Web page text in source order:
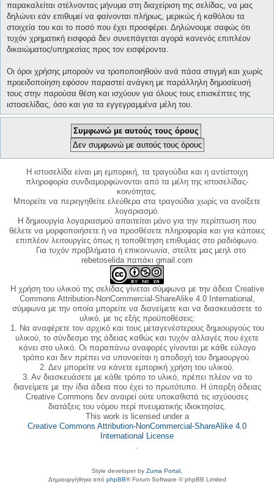
παρακαλείται στέλνοντας μήνυμα στη διαχείριση της σελίδας, να μας
δηλώνει εάν επιθυμεί να φαίνονται πλήρως, μερικώς ή καθόλου τα
στοιχεία του και το ποσό που έχει προσφέρει. Δηλώνουμε σαφώς ότι
τυχόν χρηματική εισφορά δεν συνεπάγεται αγορά κανενός επιπλέον
δικαιώματος/υπηρεσίας προς τον εισφέροντα.
Οι όροι χρήσης μπορούν να τροποποιηθούν ανά πάσα στιγμή και χωρίς
προειδοποίηση εφόσον παραστεί ανάγκη με παράλληλη δημοσίευσή
τους στην παρούσα θέση και ισχύουν για όλους τους επισκέπτες της
ιστοσελίδας, όσο και για τα εγγεγραμμένα μέλη του.
Η ιστοσελίδα είναι μη εμπορική, τα τραγούδια και η αντίστοιχη
πληροφορία συνδιαμορφώνονται από τα μέλη της ιστοσελίδας-
κοινότητας.
Μπορείτε να περιηγηθείτε ελεύθερα στα τραγούδια χωρίς να ανοίξετε
λογαριασμό.
Η δημιουργία λογαριασμού απαιτείται μόνο για την περίπτωση που
θέλετε να μορφοποιήσετε ή να προσθέσετε πληροφορία και για κάποιες
επιπλέον λειτουργίες όπως η τοποθέτηση επιθυμίας στο ραδιόφωνο.
Για τυχόν προβλήματα ή επικοινωνία, στείλτε μας μεηλ στο
rebetoselida παπάκι gmail.com
Η χρήση του υλικού της σελίδας γίνεται σύμφωνα με την άδεια Creative
Commons Attribution-NonCommercial-ShareAlike 4.0 International,
σύμφωνα με την οποία μπορείτε να διανείμετε και να διασκευάσετε το
υλικό, με τις εξής προϋποθέσεις:
1. Να αναφέρετε τον αρχικό και τους μεταγενέστερους δημιουργούς του
υλικού, το σύνδεσμο της άδειας καθώς και τυχόν αλλαγές που έχετε
κάνει στο υλικό. Οι παραπάνω αναφορές γίνονται με κάθε εύλογο
τρόπο και δεν πρέπει να υπονοείται η αποδοχή του δημιουργού.
2. Δεν μπορείτε να κάνετε εμπορική χρήση του υλικού.
3. Αν διασκευάσετε με κάθε τρόπο το υλικό, πρέπει πλέον να το
διανείμετε με την ίδια άδεια που έχει το πρωτότυπο. Η ύπαρξη άδειας
Creative Commons δεν αναιρεί ούτε υποκαθιστά τις ισχύουσες
διατάξεις του νόμου περί πνευματικής ιδιοκτησίας.
This work is licensed under a
Creative Commons Attribution-NonCommercial-ShareAlike 4.0
International License
.
Style developer by Zuma Portal
Δημιουργήθηκε από phpBB® Forum Software © phpBB Limited